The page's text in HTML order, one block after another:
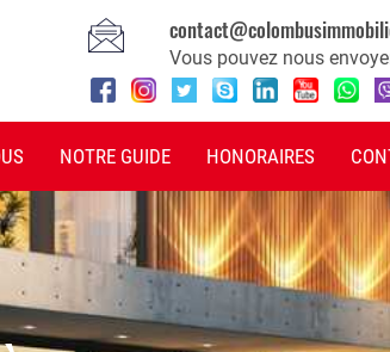
Vous pouvez nous
NOTRE GUIDE HONORAIRES